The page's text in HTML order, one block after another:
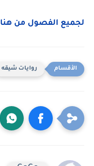
لجميع الفصول من هنا
روايات شيقه